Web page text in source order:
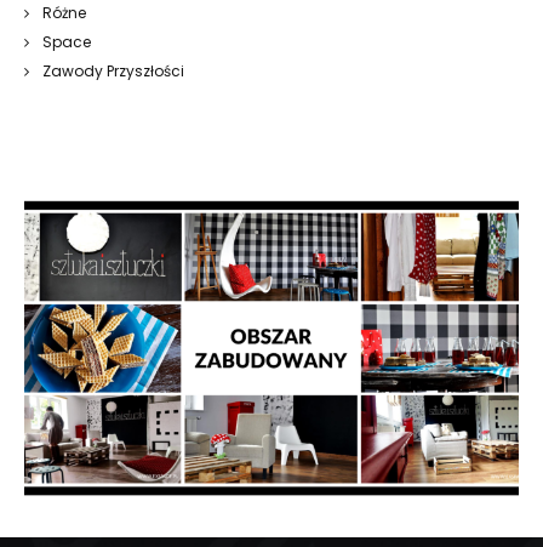
Różne
Space
Zawody Przyszłości